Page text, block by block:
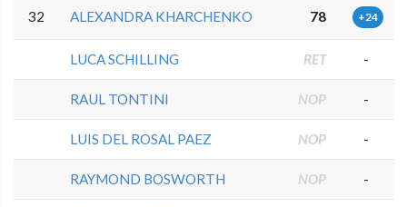
32 ALEXANDRA KHARCHENKO 78 +24
LUCA SCHILLING RET -
RAUL TONTINI NOP -
LUIS DEL ROSAL PAEZ NOP -
RAYMOND BOSWORTH NOP -